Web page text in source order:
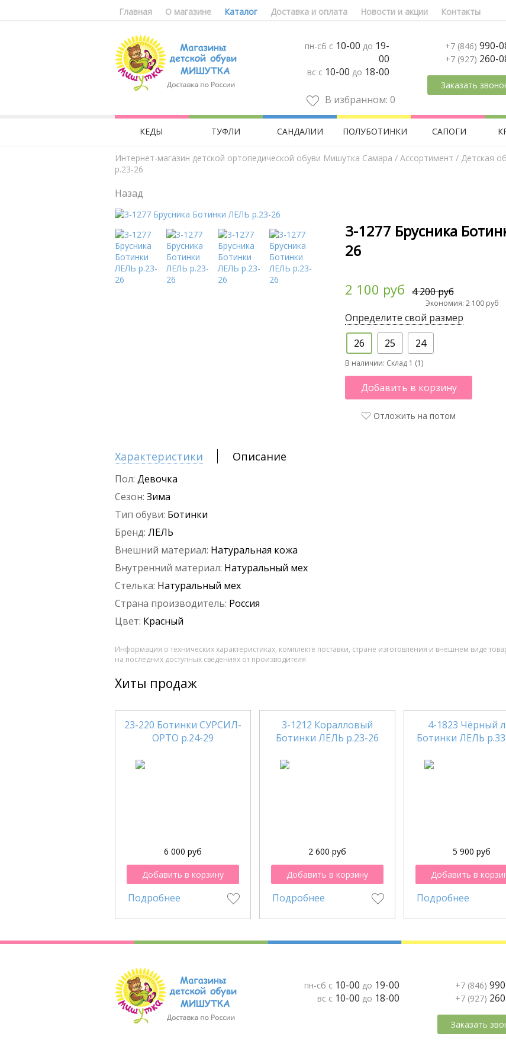
Главная О магазине Каталог Доставка и оплата Новости и акции Контакты
пн-сб с 10-00 до 19-
00
вс с 10-00 до 18-00
В избранном: 0
+7 (846) 990-
+7 (927) 260-
Заказать
КЕДЫ ТУФЛИ САНДАЛИИ ПОЛУБОТИНКИ САПОГИ
Интернет-магазин детской ортопедической обуви Мишутка Самара / Aссортимент / Детская
р.23-26
Назад
3-1277 Брусника
26
2 100 руб 4 200 руб
Экономия: 2 100 руб
Определите свой размер
26
25 24
В наличии: Склад 1 (1)
Добавить в корзину
Отложить на потом
Характеристики Описание
Пол: Девочка
Сезон: Зима
Тип обуви: Ботинки
Бренд: ЛЕЛЬ
Внешний материал: Натуральная кожа
Внутренний материал: Натуральный мех
Стелька: Натуральный мех
Страна производитель: Россия
Цвет: Красный
Информация о технических характеристиках, комплекте поставки, стране изготовления и внешнем виде
на последних доступных сведениях от производителя
Хиты продаж
23-220 Ботинки СУРСИЛ-
ОРТО р.24-29
6 000 руб
Добавить в корзину
Подробнее
3-1212 Коралловый
Ботинки ЛЕЛЬ р.23-26
2 600 руб
Добавить в корзину
Подробнее
4-1823 Чёрный
Ботинки ЛЕЛЬ
5 900 руб
Добавить в
Подробнее
пн-сб с 10-00 до 19-00
вс с 10-00 до 18-00
+7 (846)
+7 (927)
Заказать